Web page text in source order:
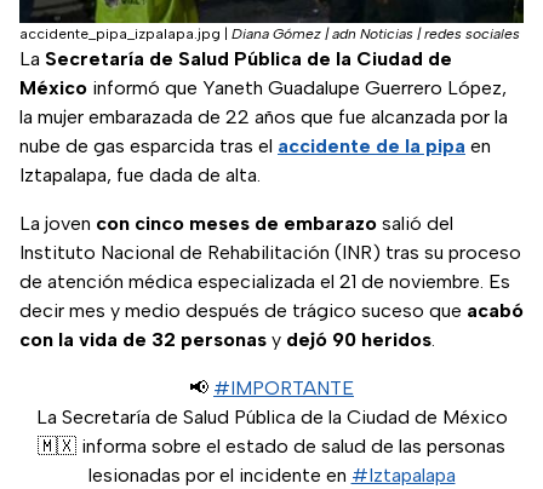
accidente_pipa_izpalapa.jpg Diana Gómez | adn Noticias | redes sociales
La Secretaría de Salud Pública de la Ciudad de
México informó que Yaneth Guadalupe Guerrero López,
la mujer embarazada de 22 años que fue alcanzada por la
nube de gas esparcida tras el accidente de la pipa en
Iztapalapa, fue dada de alta.
La joven con cinco meses de embarazo salió del
Instituto Nacional de Rehabilitación (INR) tras su proceso
de atención médica especializada el 21 de noviembre. Es
decir mes y medio después de trágico suceso que acabó
con la vida de 32 personas y dejó 90 heridos.
📢 #IMPORTANTE
La Secretaría de Salud Pública de la Ciudad de México
🇲🇽 informa sobre el estado de salud de las personas
lesionadas por el incidente en #Iztapalapa